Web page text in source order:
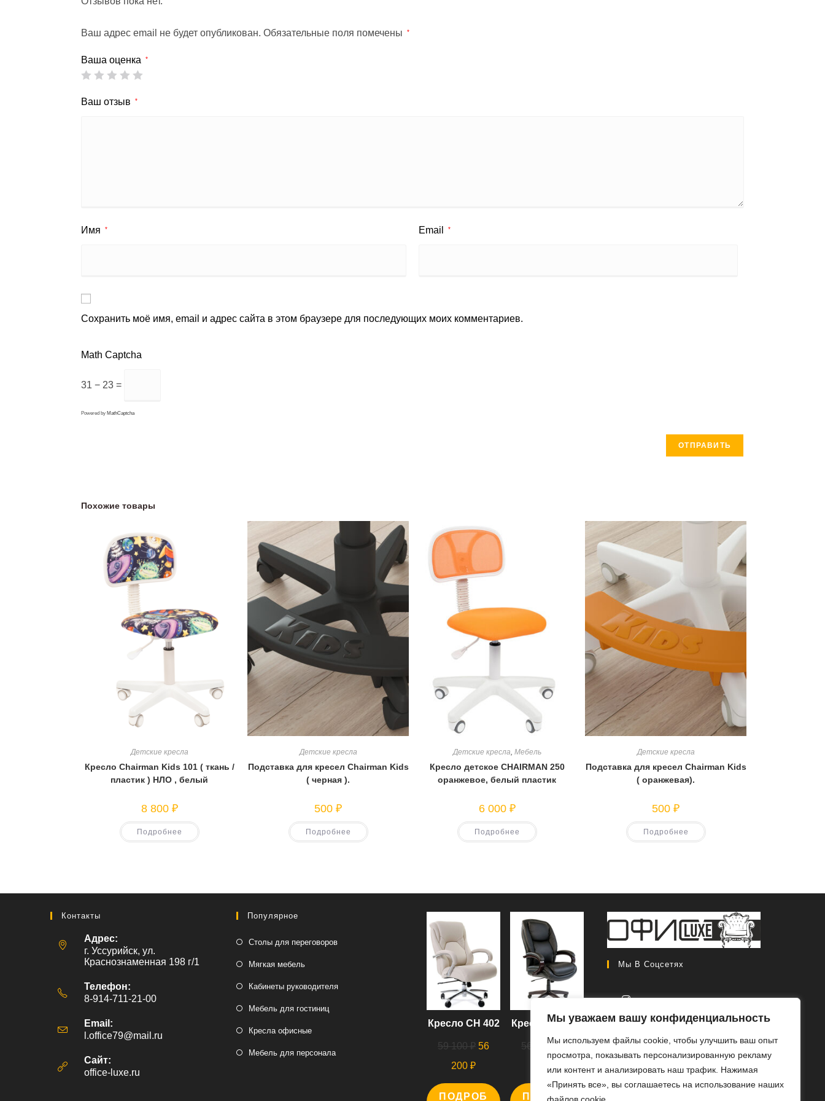
Мы уважаем вашу конфиденциальность
Мы используем файлы cookie, чтобы улучшить ваш опыт
просмотра, показывать персонализированную рекламу
или контент и анализировать наш трафик. Нажимая
«Принять все», вы соглашаетесь на использование наших
Ваш адрес email не будет опубликован. Обязательные поля помечены *
Ваша оценка *
Ваш отзыв *
Имя * Email *
Сохранить моё имя, email и адрес сайта в этом браузере для последующих моих комментариев.
Math Captcha
31 − 23 =
Powered by MathCaptcha
Похожие товары
Детские кресла
Кресло Сhairman Kids 101 ( ткань /
пластик ) НЛО , белый
8 800 ₽
Подробнее
Детские кресла
Подставка для кресел Chairman Kids
( черная ).
500 ₽
Подробнее
Детские кресла, Мебель
Кресло детское CHAIRMAN 250
оранжевое, белый пластик
6 000 ₽
Подробнее
Детские кресла
Подставка для кресел Chairman Kids
( оранжевая).
500 ₽
Подробнее
Контакты
Адрес:
г. Уссурийск, ул.
Краснознаменная 198 г/1
Телефон:
8-914-711-21-00
Email:
l.office79@mail.ru
Сайт:
office-luxe.ru
Популярное
Столы для переговоров
Мягкая мебель
Кабинеты руководителя
Мебель для гостиниц
Кресла офисные
Мебель для персонала
Кресло СН 402
59 100₽ Первоначальная
59
56
200₽Текущая
цена:
56
ПОДРОБ
Кресло CH 408
56 000₽ Первоначальная
56
46
цена:
46
ПОДРОБ
Мы В Соцсетях
Откроется
в
новой
вкладке